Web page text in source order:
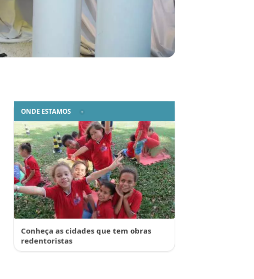
ONDE ESTAMOS
Conheça as cidades que tem obras
redentoristas